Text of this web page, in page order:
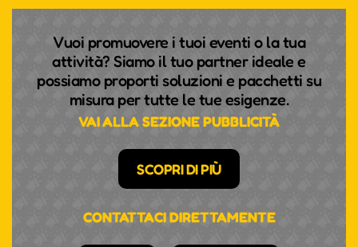
Vuoi promuovere i tuoi eventi o la tua
attività? Siamo il tuo partner ideale e
possiamo proporti soluzioni e pacchetti su
misura per tutte le tue esigenze.
VAI ALLA SEZIONE PUBBLICITÀ
SCOPRI DI PIÙ
CONTATTACI DIRETTAMENTE